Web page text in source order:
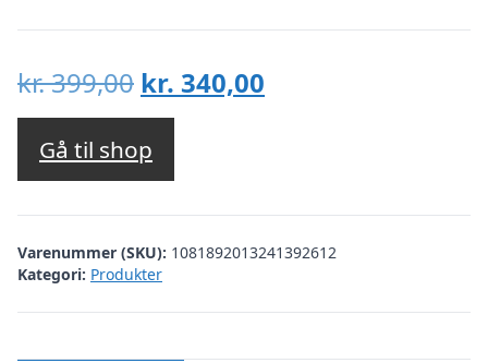
kr.399,00 Den
oprindelige
pris
var:
kr. 399,00.
kr. 340,00
kr. 340,00.
Gå til shop
Varenummer (SKU): 1081892013241392612
Kategori: Produkter